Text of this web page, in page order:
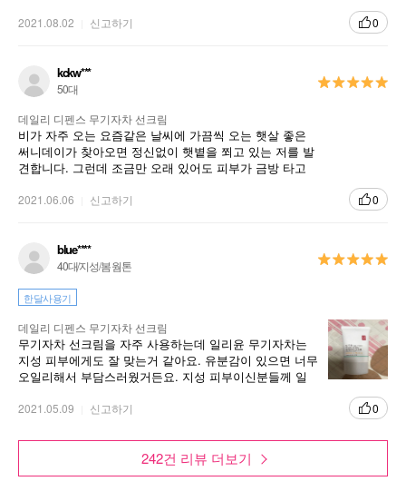
2021.08.02 신고하기 0
kckw***
50대
데일리 디펜스 무기자차 선크림
비가 자주 오는 요즘같은 날씨에 가끔씩 오는 햇살 좋은
써니데이가 찾아오면 정신없이 햇볕을 쬐고 있는 저를 발
견합니다. 그런데 조금만 오래 있어도 피부가 금방 타고
고 다니자구요.
2021.06.06 신고하기 0
blue****
40대/지성/봄 웜톤
한달사용기
데일리 디펜스 무기자차 선크림
무기자차 선크림을 자주 사용하는데 일리윤 무기자차는
지성 피부에게도 잘 맞는거 같아요. 유분감이 있으면 너무
오일리해서 부담스러웠거든요. 지성 피부이신분들께 일
2021.05.09 신고하기 0
242건 리뷰 더보기